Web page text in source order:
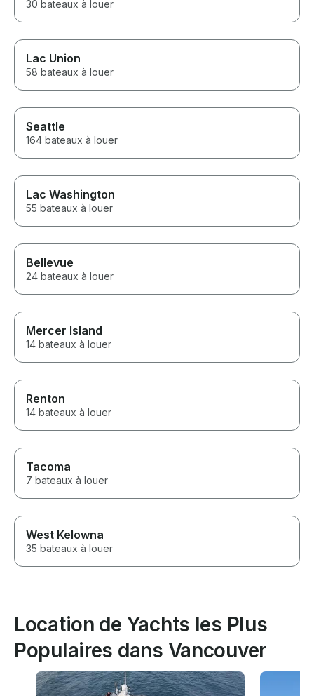
30 bateaux à louer
Lac Union
58 bateaux à louer
Seattle
164 bateaux à louer
Lac Washington
55 bateaux à louer
Bellevue
24 bateaux à louer
Mercer Island
14 bateaux à louer
Renton
14 bateaux à louer
Tacoma
7 bateaux à louer
West Kelowna
35 bateaux à louer
Location de Yachts les Plus
Populaires dans Vancouver